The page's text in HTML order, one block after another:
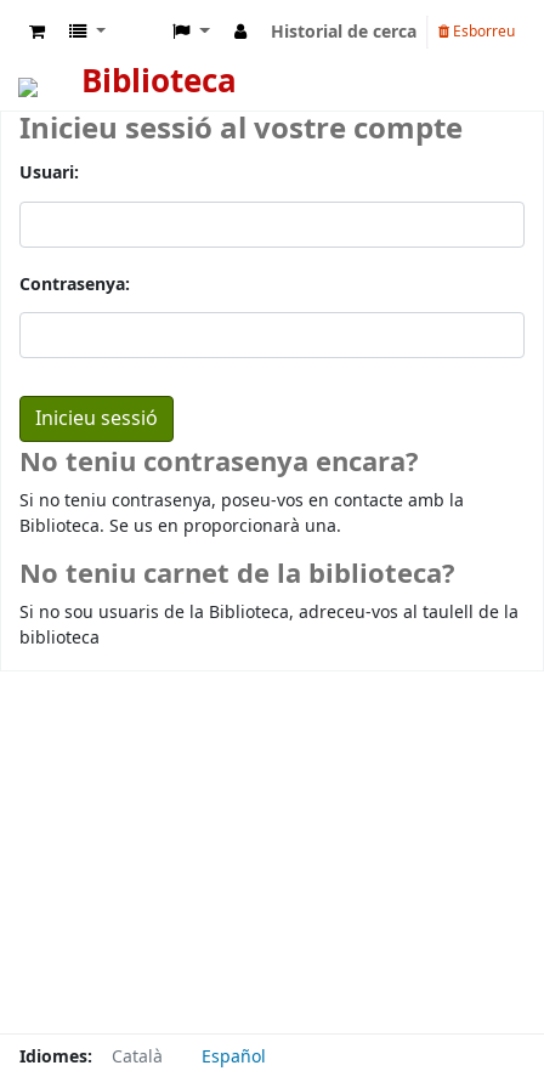
Historial de cerca Esborreu
Biblioteca
Inicieu sessió al vostre compte
Usuari:
Contrasenya:
No teniu contrasenya encara?
Si no teniu contrasenya, poseu-vos en contacte amb la
Biblioteca. Se us en proporcionarà una.
No teniu carnet de la biblioteca?
Si no sou usuaris de la Biblioteca, adreceu-vos al taulell de la
biblioteca
Idiomes: Català Español